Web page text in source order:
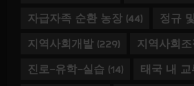
자급자족 순환 농장 (44) 정규
지역사회개발 (229) 지역사회조
진로-유학-실습 (14) 태국 내 교